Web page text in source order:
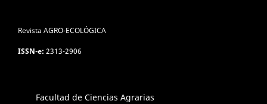
Revista AGRO-ECOLÓGICA
ISSN-e: 2313-2906
Facultad de Ciencias Agrarias